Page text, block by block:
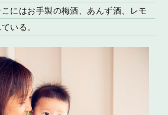
にはお手製の梅酒、あんず酒、レモ
いる。